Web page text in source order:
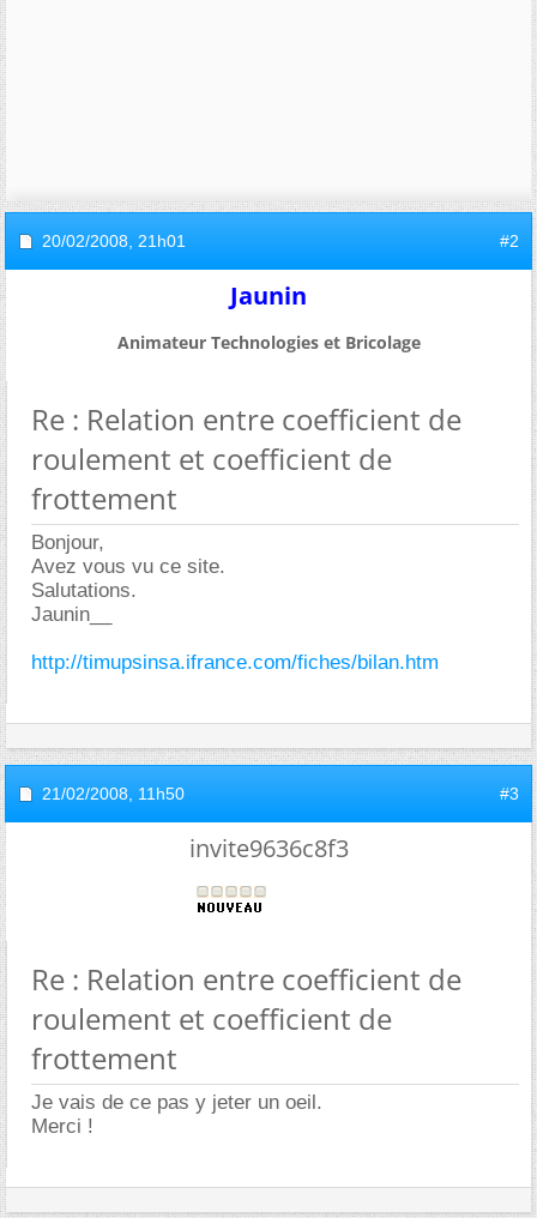
20/02/2008, 21h01 #2
Jaunin
Animateur Technologies et Bricolage
Re : Relation entre coefficient de
roulement et coefficient de
frottement
Bonjour,
Avez vous vu ce site.
Salutations.
Jaunin__
http://timupsinsa.ifrance.com/fiches/bilan.htm
21/02/2008, 11h50 #3
invite9636c8f3
Re : Relation entre coefficient de
roulement et coefficient de
frottement
Je vais de ce pas y jeter un oeil.
Merci !